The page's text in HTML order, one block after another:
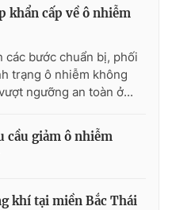
khẩn cấp về ô nhiễm
các bước chuẩn bị, phối
trạng ô nhiễm không
ngưỡng an toàn ở...
cầu giảm ô nhiễm
khí tại miền Bắc Thái